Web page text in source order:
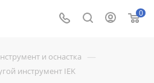
0
и оснастка —
инструмент IEK